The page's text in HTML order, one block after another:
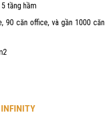
tầng hầm
90 căn office, và gần 1000 căn
INFINITY